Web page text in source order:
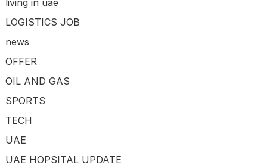
living in uae
LOGISTICS JOB
news
OFFER
OIL AND GAS
SPORTS
TECH
UAE
UAE HOPSITAL UPDATE